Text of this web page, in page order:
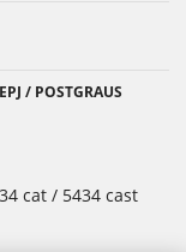
/ POSTGRAUS
cat / 5434 cast